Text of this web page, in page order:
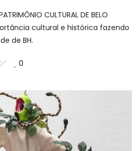
CULTURAL DE BELO
cultural e histórica fazendo
de BH.
0